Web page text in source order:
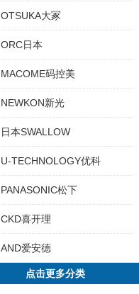
OTSUKA大冢
ORC日本
MACOME码控美
NEWKON新光
日本SWALLOW
U-TECHNOLOGY优科
PANASONIC松下
CKD喜开理
AND爱安德
点击更多分类